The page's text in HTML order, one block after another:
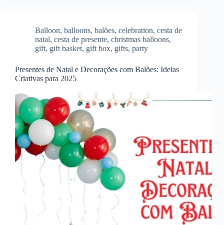
Balloon, balloons, balões, celebration, cesta de
natal, cesta de presente, christmas balloons,
gift, gift basket, gift box, gifts, party
Presentes de Natal e Decorações com Balões: Ideias
Criativas para 2025